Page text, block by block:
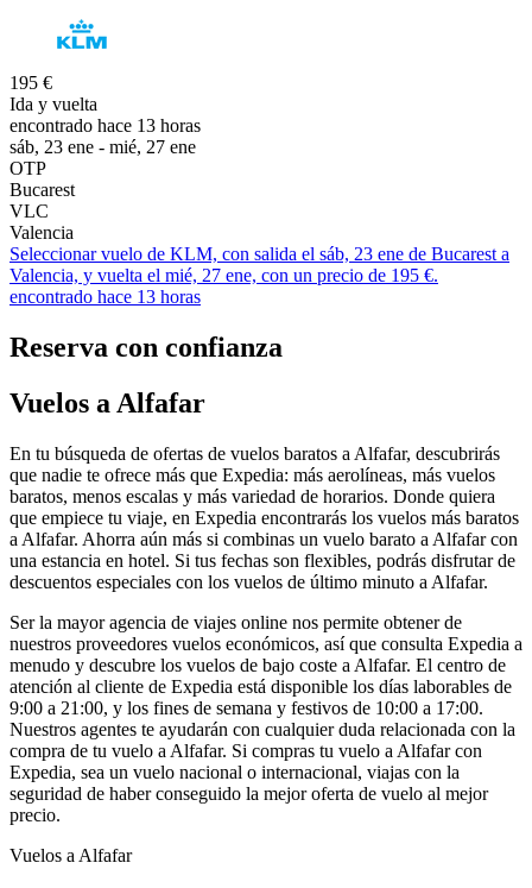
195 €
Ida y vuelta
encontrado hace 13 horas
sáb, 23 ene - mié, 27 ene
OTP
Bucarest
VLC
Valencia
Seleccionar vuelo de KLM, con salida el sáb, 23 ene de Bucarest a
Valencia, y vuelta el mié, 27 ene, con un precio de 195 €.
encontrado hace 13 horas
Reserva con confianza
Vuelos a Alfafar
En tu búsqueda de ofertas de vuelos baratos a Alfafar, descubrirás
que nadie te ofrece más que Expedia: más aerolíneas, más vuelos
baratos, menos escalas y más variedad de horarios. Donde quiera
que empiece tu viaje, en Expedia encontrarás los vuelos más baratos
a Alfafar. Ahorra aún más si combinas un vuelo barato a Alfafar con
una estancia en hotel. Si tus fechas son flexibles, podrás disfrutar de
descuentos especiales con los vuelos de último minuto a Alfafar.
Ser la mayor agencia de viajes online nos permite obtener de
nuestros proveedores vuelos económicos, así que consulta Expedia a
menudo y descubre los vuelos de bajo coste a Alfafar. El centro de
atención al cliente de Expedia está disponible los días laborables de
9:00 a 21:00, y los fines de semana y festivos de 10:00 a 17:00.
Nuestros agentes te ayudarán con cualquier duda relacionada con la
compra de tu vuelo a Alfafar. Si compras tu vuelo a Alfafar con
Expedia, sea un vuelo nacional o internacional, viajas con la
seguridad de haber conseguido la mejor oferta de vuelo al mejor
precio.
Vuelos a Alfafar